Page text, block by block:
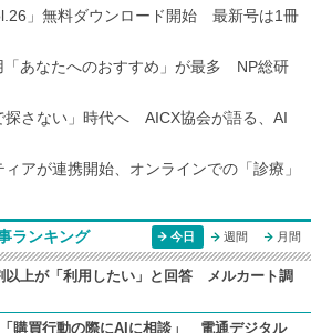
」無料ダウンロード開始 最新号は1冊
「あなたへのおすすめ」が最多 NP総研
探さない」時代へ AICX協会が語る、AI
アが連携開始、オンラインでの「診療」
ランキング 今日 週間 月間
以上が「利用したい」と回答 メルカート調
購買行動の際にAIに相談」 電通デジタル